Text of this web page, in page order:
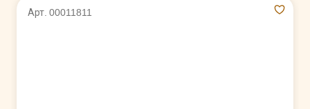
Арт. 00011811